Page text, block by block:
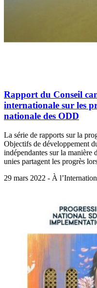
Rapport du Conseil
internationale sur les
nationale des ODD
La série de rapports sur la
Objectifs de développement
indépendantes sur la manière
unies partagent les progrès
29 mars 2022 - À